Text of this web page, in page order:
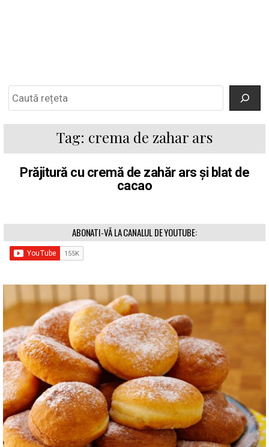
Tag: crema de zahar ars
Prăjitură cu cremă de zahăr ars și blat de
cacao
ABONATI-VĂ LA CANALUL DE YOUTUBE: